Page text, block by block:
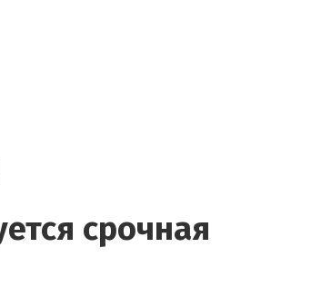
срочная